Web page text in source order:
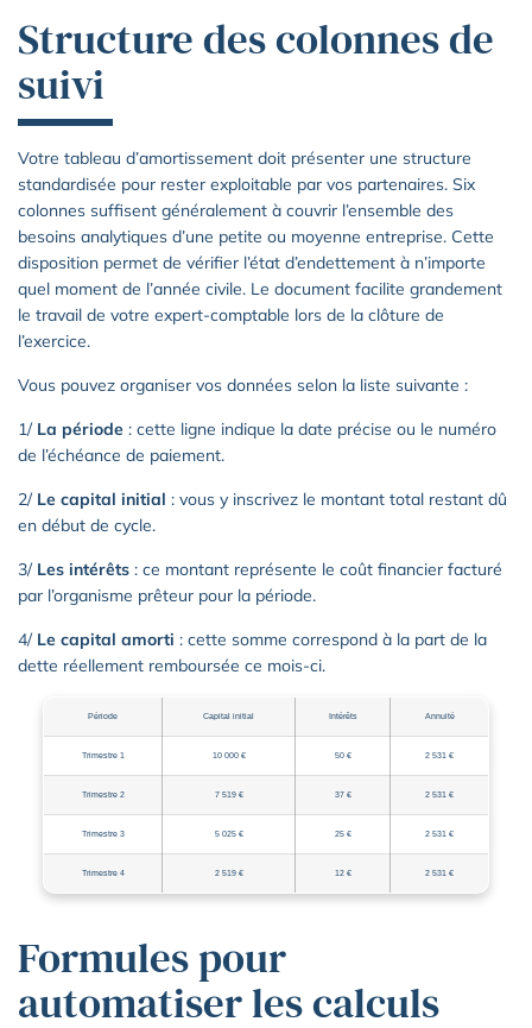
Structure des colonnes de
suivi
Votre tableau d’amortissement doit présenter une structure
standardisée pour rester exploitable par vos partenaires. Six
colonnes suffisent généralement à couvrir l’ensemble des
besoins analytiques d’une petite ou moyenne entreprise. Cette
disposition permet de vérifier l’état d’endettement à n’importe
quel moment de l’année civile. Le document facilite grandement
le travail de votre expert-comptable lors de la clôture de
l’exercice.
Vous pouvez organiser vos données selon la liste suivante :
1/ La période : cette ligne indique la date précise ou le numéro
de l’échéance de paiement.
2/ Le capital initial : vous y inscrivez le montant total restant dû
en début de cycle.
3/ Les intérêts : ce montant représente le coût financier facturé
par l’organisme prêteur pour la période.
4/ Le capital amorti : cette somme correspond à la part de la
dette réellement remboursée ce mois-ci.
Période Capital initial Intérêts Annuité
Trimestre 1 10 000 € 50 € 2 531 €
Trimestre 2 7 519 € 37 € 2 531 €
Trimestre 3 5 025 € 25 € 2 531 €
Trimestre 4 2 519 € 12 € 2 531 €
Formules pour
automatiser les calculs